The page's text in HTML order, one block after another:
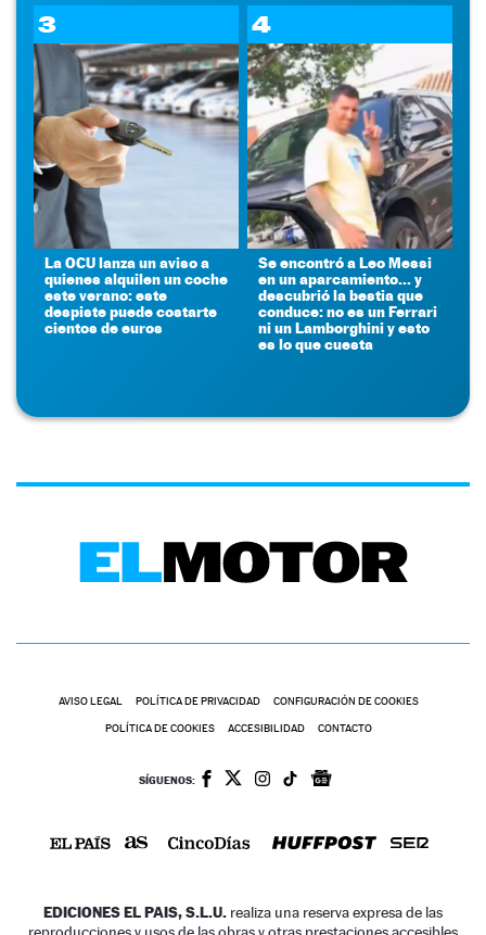
3
La OCU lanza un aviso a
quienes alquilen un coche
este verano: este
despiste puede costarte
cientos de euros
4
Se encontró a Leo Messi
en un aparcamiento... y
descubrió la bestia que
conduce: no es un Ferrari
ni un Lamborghini y esto
es lo que cuesta
AVISO LEGAL POLÍTICA DE PRIVACIDAD CONFIGURACIÓN DE COOKIES
POLÍTICA DE COOKIES ACCESIBILIDAD CONTACTO
SÍGUENOS:
EDICIONES EL PAIS, S.L.U. realiza una reserva expresa de las